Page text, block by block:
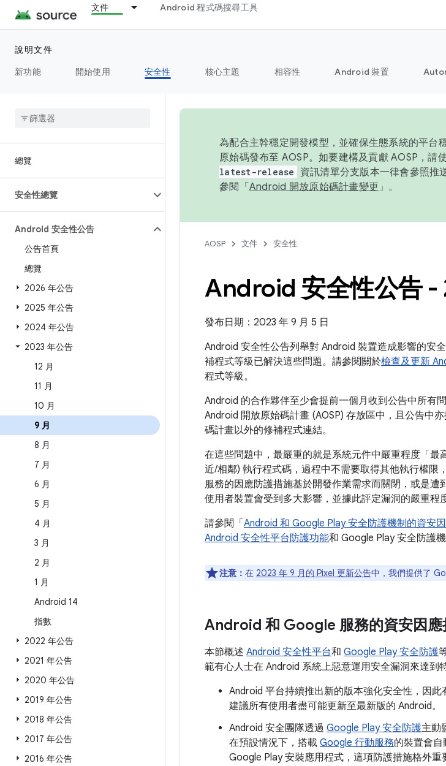
文件 Android 程式碼搜尋工具
說明文件
新功能
開始使用 安全性 核心主題 相容性 Android 裝置
總覽
安全性總覽
Android 安全性公告
公告首頁
總覽
2026 年公告
2025 年公告
2024 年公告
2023 年公告
12 月
11 月
10 月
9 月
8 月
7 月
6 月
5 月
4 月
3 月
2 月
1 月
Android 14
指數
2022 年公告
2021 年公告
2020 年公告
2019 年公告
2018 年公告
2017 年公告
2016 年公告
為配合主幹穩定開發模型，並確保生態系統的平台
原始碼發布至 AOSP。如要建構及貢獻 AOSP，請
latest-release
資訊清單分支版本一律會參照
參閱「 Android 開放原始碼計畫變更 」。
AOSP 文件 安全性
Android 安全性公告 -
發布日期：2023 年 9 月 5 日
Android 安全性公告列舉對 Android 裝置造成影響的
補程式等級已解決這些問題。請參閱關於檢查及更新
程式等級。
Android 的合作夥伴至少會提前一個月收到公告中所有
Android 開放原始碼計畫 (AOSP) 存放區中，且公告中
碼計畫以外的修補程式連結。
在這些問題中，最嚴重的就是系統元件中嚴重程度「
近/相鄰) 執行程式碼，過程中不需要取得其他執行權限
服務的因應防護措施基於開發作業需求而關閉，或是遭
使用者裝置會受到多大影響，並據此評定漏洞的嚴重程度
請參閱「 Android 和 Google Play 安全防護機制的資安
Android 安全性平台防護功能和 Google Play 安全防護機
注意： 在 2023 年 9 月的 Pixel 更新公告中，我們提供了
Android 和 Google 服務的資安因應
本節概述 Android 安全性平台和 Google Play 安全防護
範有心人士在 Android 系統上惡意運用安全漏洞來達到
Android 平台持續推出新的版本強化安全性，因
建議所有使用者盡可能更新至最新版的 Android。
Android 安全團隊透過 Google Play 安全防護主動
在預設情況下，搭載 Google 行動服務的裝置會
Google Play 安裝應用程式，這項防護措施格外重